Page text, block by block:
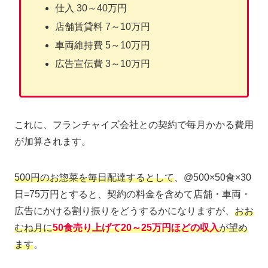
仕入 30～40万円
店舗賃貸料 7～10万円
車両維持費 5～10万円
広告宣伝費 3～10万円
これに、フランチャイズ会社との契約で毎月かかる費用
が加算されます。
500円のお惣菜を毎日配達するとして 、@500×50食×30
日=75万円とすると、契約の料金を含めて店舗・車両・
広告にかける割り振りをどうするかになりますが、 おお
むね月に50食売り上げて20～25万円ほどの収入が望め
ます。